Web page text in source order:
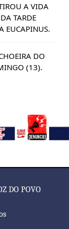
A VIDA
TARDE
EUCAPINUS.
DO
(13).
DO POVO